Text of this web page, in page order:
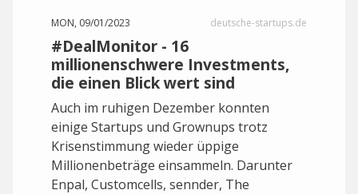
MON, 09/01/2023 deutsche-startups.de
#DealMonitor - 16
millionenschwere Investments,
die einen Blick wert sind
Auch im ruhigen Dezember konnten
einige Startups und Grownups trotz
Krisenstimmung wieder üppige
Millionenbeträge einsammeln. Darunter
Enpal, Customcells, sennder, The